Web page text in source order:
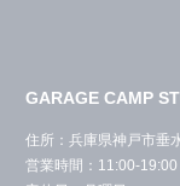
GARAGE CAMP
住所：兵庫県神戸市垂
営業時間：11:00-19:00